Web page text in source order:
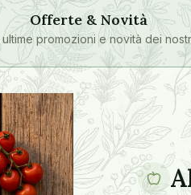
Offerte & Novità
promozioni e novità dei